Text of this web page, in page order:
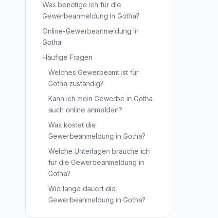
Was benötige ich für die
Gewerbeanmeldung in Gotha?
Online-Gewerbeanmeldung in
Gotha
Häufige Fragen
Welches Gewerbeamt ist für
Gotha zuständig?
Kann ich mein Gewerbe in Gotha
auch online anmelden?
Was kostet die
Gewerbeanmeldung in Gotha?
Welche Unterlagen brauche ich
für die Gewerbeanmeldung in
Gotha?
Wie lange dauert die
Gewerbeanmeldung in Gotha?